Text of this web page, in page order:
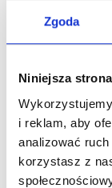
Zgoda
Niniejsza
i reklam, aby
analizować
korzystasz z